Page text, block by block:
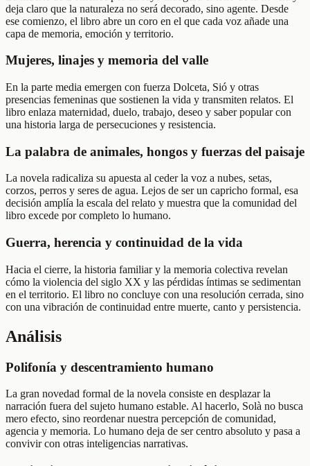
deja claro que la naturaleza no será decorado, sino agente. Desde
ese comienzo, el libro abre un coro en el que cada voz añade una
capa de memoria, emoción y territorio.
Mujeres, linajes y memoria del valle
En la parte media emergen con fuerza Dolceta, Sió y otras
presencias femeninas que sostienen la vida y transmiten relatos. El
libro enlaza maternidad, duelo, trabajo, deseo y saber popular con
una historia larga de persecuciones y resistencia.
La palabra de animales, hongos y fuerzas del paisaje
La novela radicaliza su apuesta al ceder la voz a nubes, setas,
corzos, perros y seres de agua. Lejos de ser un capricho formal, esa
decisión amplía la escala del relato y muestra que la comunidad del
libro excede por completo lo humano.
Guerra, herencia y continuidad de la vida
Hacia el cierre, la historia familiar y la memoria colectiva revelan
cómo la violencia del siglo XX y las pérdidas íntimas se sedimentan
en el territorio. El libro no concluye con una resolución cerrada, sino
con una vibración de continuidad entre muerte, canto y persistencia.
Análisis
Polifonía y descentramiento humano
La gran novedad formal de la novela consiste en desplazar la
narración fuera del sujeto humano estable. Al hacerlo, Solà no busca
mero efecto, sino reordenar nuestra percepción de comunidad,
agencia y memoria. Lo humano deja de ser centro absoluto y pasa a
convivir con otras inteligencias narrativas.